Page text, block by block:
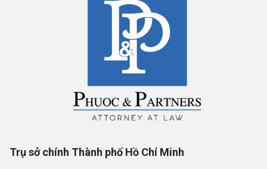
Trụ sở chính Thành phố Hồ Chí Minh